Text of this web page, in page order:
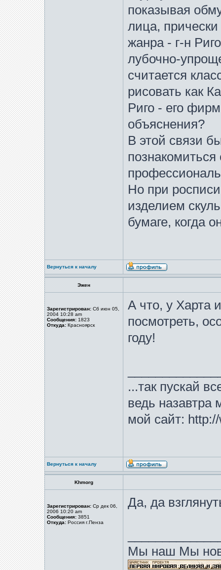
показывая
лица,
жанра - г-н
лубочно-
считается
рисовать как
Риго - его
объяснения?
В этой связи
Но при
изделием
бумаге, когда
Вернуться к началу
Эжен
Зарегистрирован: Сб июн 05,
2004 10:28 am
Сообщения: 1823
Откуда: Красноярск
А что, у Харта
посмотреть,
году!
...так пускай
ведь назавтра
мой сайт:
Вернуться к началу
Khmorg
Зарегистрирован: Ср дек 06,
2006 10:20 am
Сообщения: 3851
Откуда: Россия г.Пенза
Да, да
Мы наш Мы